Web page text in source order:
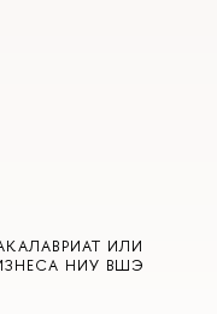
ИЛИ
НИУ ВШЭ